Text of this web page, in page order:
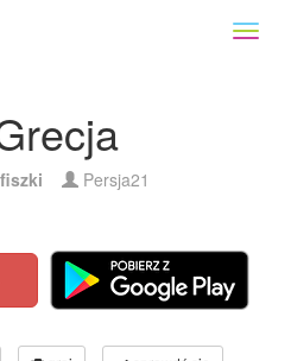
Persja21